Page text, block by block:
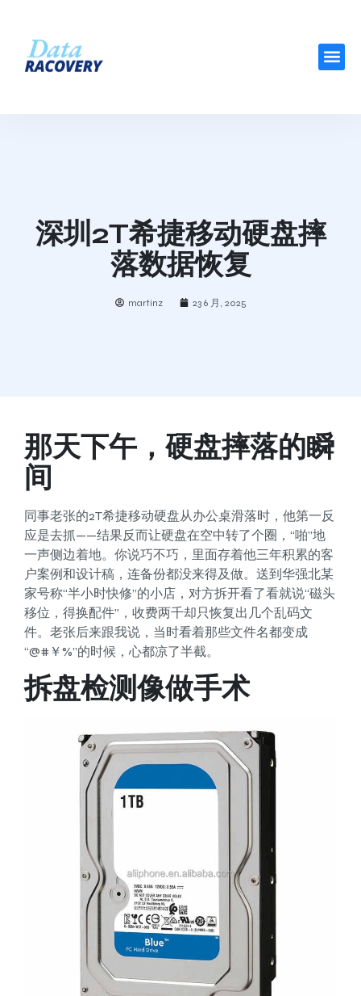
深圳2T希捷移动硬盘摔
落数据恢复
martinz 23 6 月, 2025
那天下午，硬盘摔落的瞬
间
同事老张的2T希捷移动硬盘从办公桌滑落时，他第一反
应是去抓——结果反而让硬盘在空中转了个圈，“啪”地
一声侧边着地。你说巧不巧，里面存着他三年积累的客
户案例和设计稿，连备份都没来得及做。送到华强北某
家号称“半小时快修”的小店，对方拆开看了看就说“磁头
移位，得换配件”，收费两千却只恢复出几个乱码文
件。老张后来跟我说，当时看着那些文件名都变成
“@#￥%”的时候，心都凉了半截。
拆盘检测像做手术